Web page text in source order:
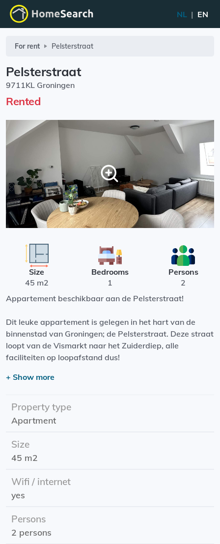
NL | EN
For rent Pelsterstraat
Pelsterstraat
9711KL Groningen
Rented
Size
45 m2
Bedrooms
1
Persons
2
Appartement beschikbaar aan de Pelsterstraat!
Dit leuke appartement is gelegen in het hart van de
binnenstad van Groningen; de Pelsterstraat. Deze straat
loopt van de Vismarkt naar het Zuiderdiep, alle
faciliteiten op loopafstand dus!
Het moderne appartement beschikt over een
vaatwasser, een koel-vriescombinatie en een gasstel.
De badkamer is voorzien van een toilet, douche en
wasbak.
Ingangsdatum: 1 augustus 2025
internet)
Slaapkamers: 1
+ Show more
Property type
Apartment
Size
45 m2
Wifi / internet
yes
Persons
2 persons